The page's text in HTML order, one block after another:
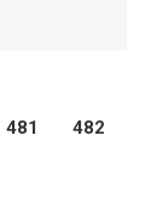
481
482